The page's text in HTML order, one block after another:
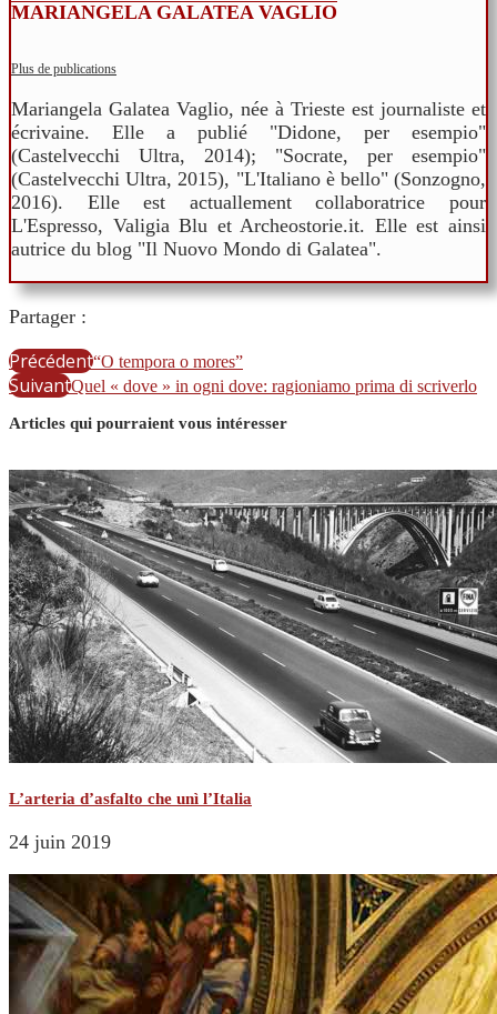
MARIANGELA GALATEA VAGLIO
Plus de publications
Mariangela Galatea Vaglio, née à Trieste est journaliste et
écrivaine. Elle a publié "Didone, per esempio"
(Castelvecchi Ultra, 2014); "Socrate, per esempio"
(Castelvecchi Ultra, 2015), "L'Italiano è bello" (Sonzogno,
2016). Elle est actuallement collaboratrice pour
L'Espresso, Valigia Blu et Archeostorie.it. Elle est ainsi
autrice du blog "Il Nuovo Mondo di Galatea".
Partager :
Précédent“O tempora o mores”
SuivantQuel « dove » in ogni dove: ragioniamo prima di scriverlo
Articles qui pourraient vous intéresser
L’arteria d’asfalto che unì l’Italia
24 juin 2019